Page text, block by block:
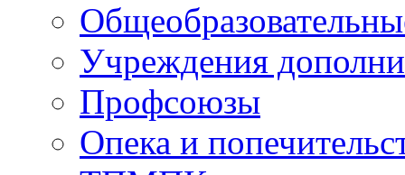
Учреждения
Профсоюзы
Опека и